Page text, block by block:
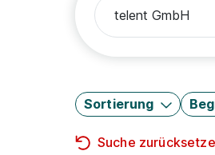
Sortierung
Suche